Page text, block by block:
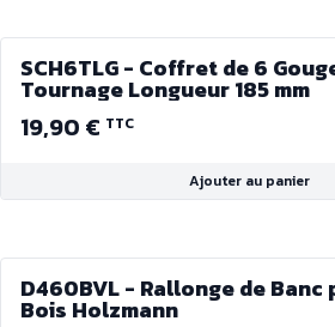
SCH6TLG - Coffret de 6
Tournage Longueur 185 mm
19,90 € TTC
Ajouter au panier
D460BVL - Rallonge de Banc
Bois Holzmann